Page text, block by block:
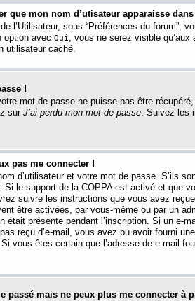
que mon nom d’utisateur apparaisse
l’Utilisateur, sous “Préférences du forum”,
option avec Oui , vous ne serez visible
utilisateur caché.
!
mot de passe ne puisse pas être
sur J’ai perdu mon mot de passe. Suivez les
pas me connecter !
d’utilisateur et votre mot de passe. S’ils
Si le support de la COPPA est activé et que
suivre les instructions que vous avez
être activées, par vous-même ou par un
était présente pendant l’inscription. Si un e-
reçu d’e-mail, vous avez pu avoir fourni
vous êtes certain que l’adresse de e-mail
passé mais ne peux plus me connecter à